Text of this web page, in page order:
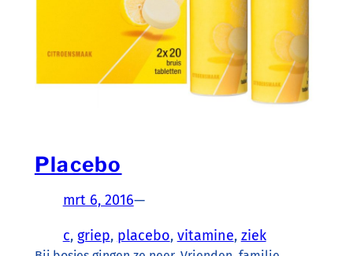
Placebo
mrt 6, 2016—
c, griep, placebo, vitamine, ziek